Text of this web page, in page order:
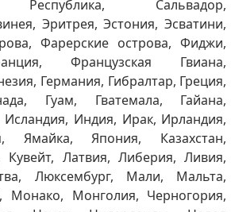
Республика, Сальвадор,
Эритрея, Эстония, Эсватини,
Фарерские острова, Фиджи,
Французская Гвиана,
Германия, Гибралтар, Греция,
Гуам, Гватемала, Гайана,
Исландия, Индия, Ирак, Ирландия,
Ямайка, Япония, Казахстан,
Кувейт, Латвия, Либерия, Ливия,
Люксембург, Мали, Мальта,
Монако, Монголия, Черногория,